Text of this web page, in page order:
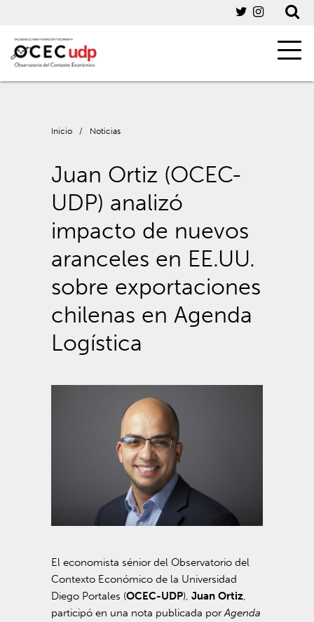
Inicio / Noticias
Juan Ortiz (OCEC-
UDP) analizó
impacto de nuevos
aranceles en EE.UU.
sobre exportaciones
chilenas en Agenda
Logística
El economista sénior del Observatorio del
Contexto Económico de la Universidad
Diego Portales (OCEC-UDP),Juan Ortiz,
participó en una nota publicada porAgenda